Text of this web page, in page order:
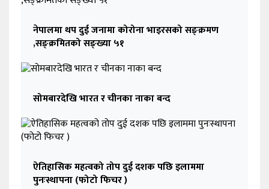
नेपालमा थप दुई जनामा कोरोना भाइरसको सङ्क्रमण
,सङ्क्रमितको सङ्ख्या ५१
सोमबारदेखि भारत र चीनका नाका बन्द
ऐतिहासिक महत्वको तोप दुई दशक पछि इलाममा
पुनःस्थापना (फोटो फिचर )